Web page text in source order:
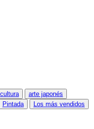
arte japonés
Pintada Los más vendidos